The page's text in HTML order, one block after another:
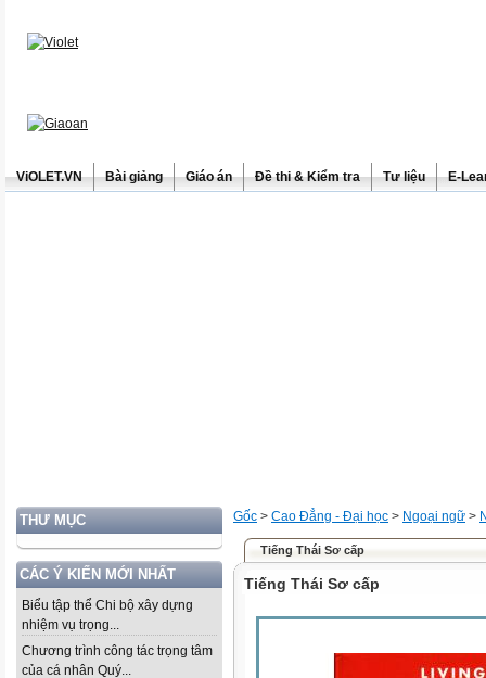
ViOLET.VN Bài giảng Giáo án Đề thi & Kiểm tra Tư liệu E-
THƯ MỤC
CÁC Ý KIẾN MỚI NHẤT
Biểu tập thể Chi bộ xây dựng
nhiệm vụ trọng...
Chương trình công tác trọng tâm
của cá nhân Quý...
Gốc > Cao Đẳng - Đại học > Ngoại ngữ >
Tiếng Thái Sơ cấp
Tiếng Thái Sơ cấp